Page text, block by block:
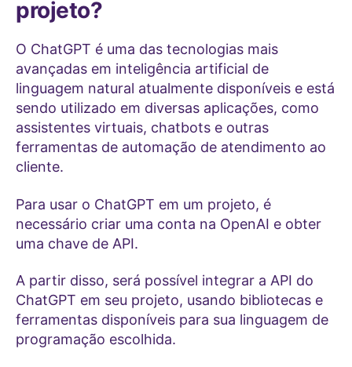
projeto?
O ChatGPT é uma das tecnologias mais
avançadas em inteligência artificial de
linguagem natural atualmente disponíveis e está
sendo utilizado em diversas aplicações, como
assistentes virtuais, chatbots e outras
ferramentas de automação de atendimento ao
cliente.
Para usar o ChatGPT em um projeto, é
necessário criar uma conta na OpenAI e obter
uma chave de API.
A partir disso, será possível integrar a API do
ChatGPT em seu projeto, usando bibliotecas e
ferramentas disponíveis para sua linguagem de
programação escolhida.